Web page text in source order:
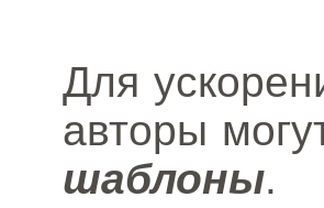
Для
авторы
шаблоны.